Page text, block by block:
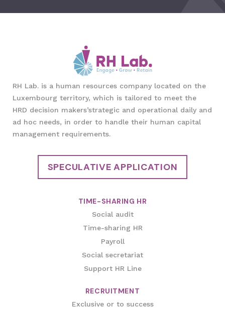
RH Lab. is a human resources company located on the
Luxembourg territory, which is tailored to meet the
HRD decision makers’strategic and operational daily and
ad hoc needs, in order to handle their human capital
management requirements.
SPECULATIVE APPLICATION
TIME-SHARING HR
Social audit
Time-sharing HR
Payroll
Social secretariat
Support HR Line
RECRUITMENT
Exclusive or to success